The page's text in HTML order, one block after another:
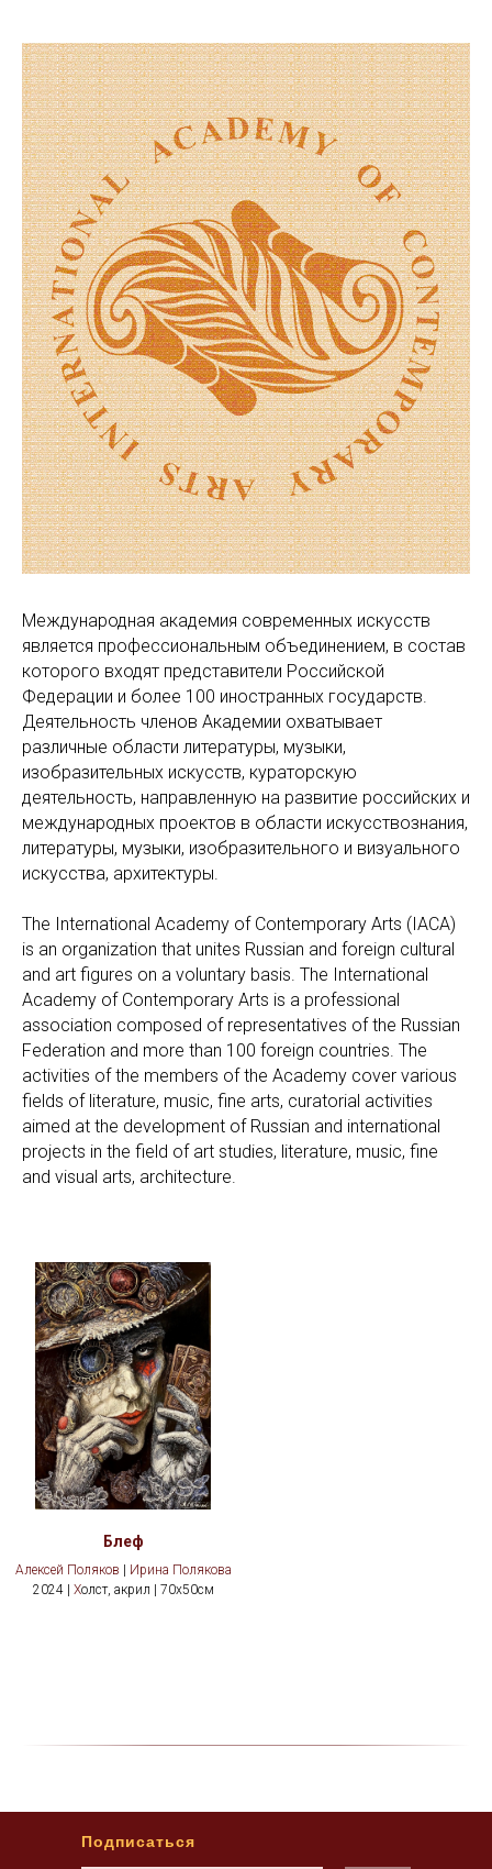
Международная академия современных искусств
является профессиональным объединением, в состав
которого входят представители Российской
Федерации и более 100 иностранных государств.
Деятельность членов Академии охватывает
различные области литературы, музыки,
изобразительных искусств, кураторскую
деятельность, направленную на развитие российских и
международных проектов в области искусствознания,
литературы, музыки, изобразительного и визуального
искусства, архитектуры.
The International Academy of Contemporary Arts (IACA)
is an organization that unites Russian and foreign cultural
and art figures on a voluntary basis. The International
Academy of Contemporary Arts is a professional
association composed of representatives of the Russian
Federation and more than 100 foreign countries. The
activities of the members of the Academy cover various
fields of literature, music, fine arts, curatorial activities
aimed at the development of Russian and international
projects in the field of art studies, literature, music, fine
and visual arts, architecture.
Блеф
Алексей Поляков | Ирина Полякова
2024 | Холст, акрил | 70х50см
Подписаться